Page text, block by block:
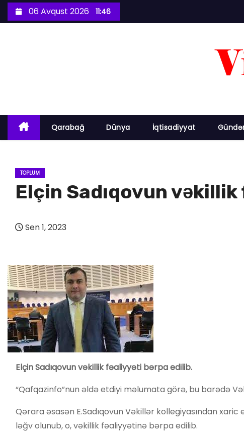
k
06 Avqust 2026 11:46
Qarabağ Dünya İqtisadiyyat
TOPLUM
Elçin Sadıqovun
Sen 1, 2023
Elçin Sadıqovun vəkillik fəaliyyəti bərpa edilib.
“Qafqazinfo”nun əldə etdiyi məlumata görə, bu barədə
Qərara əsasən E.Sadıqovun Vəkillər kollegiyasından
ləğv olunub, o, vəkillik fəaliyyətinə bərpa edilib.